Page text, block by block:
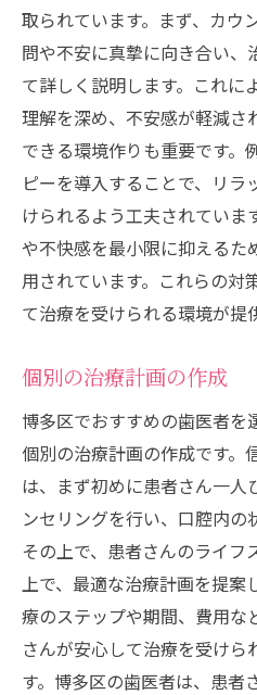
取られています。まず、カウ
問や不安に真摯に向き合い、
て詳しく説明します。これに
理解を深め、不安感が軽減さ
できる環境作りも重要です。
ピーを導入することで、リラ
けられるよう工夫されていま
や不快感を最小限に抑えるた
用されています。これらの対
て治療を受けられる環境が提
個別の治療計画の作成
博多区でおすすめの歯医者を
個別の治療計画の作成です。
は、まず初めに患者さん一人
ンセリングを行い、口腔内の
その上で、患者さんのライフ
上で、最適な治療計画を提案
療のステップや期間、費用な
さんが安心して治療を受けら
す。博多区の歯医者は、患者